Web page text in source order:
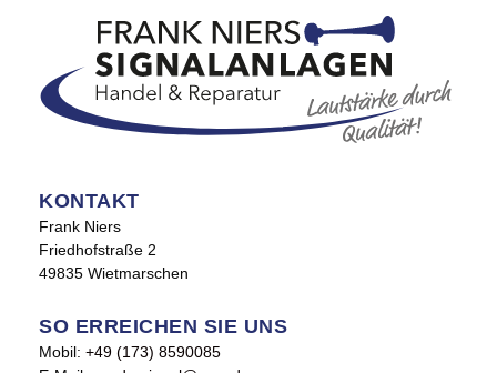
KONTAKT
Frank Niers
Friedhofstraße 2
49835 Wietmarschen
SO ERREICHEN SIE UNS
Mobil: +49 (173) 8590085